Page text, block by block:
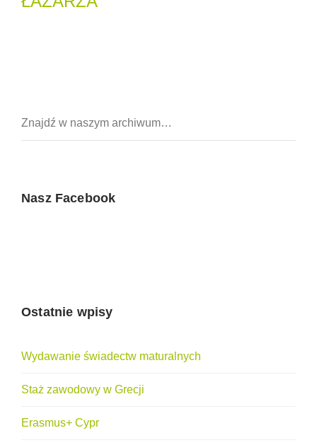
Nasz Facebook
Ostatnie wpisy
Wydawanie świadectw maturalnych
Staż zawodowy w Grecji
Erasmus+ Cypr